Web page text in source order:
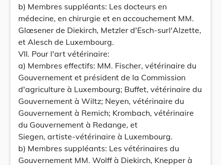
b) Membres suppléants: Les docteurs en
médecine, en chirurgie et en accouchement MM.
Glœsener de Diekirch, Metzler d'Esch-surl'Alzette,
et Alesch de Luxembourg.
VII. Pour l'art vétérinaire:
a) Membres effectifs: MM. Fischer, vétérinaire du
Gouvernement et président de la Commission
d'agriculture à Luxembourg; Buffet, vétérinaire du
Gouvernement à Wiltz; Neyen, vétérinaire du
Gouvernement à Remich; Krombach, vétérinaire
du Gouvernement à Redange, et
Siegen, artiste-vétérinaire à Luxembourg.
b) Membres suppléants: Les vétérinaires du
Gouvernement MM. Wolff à Diekirch, Knepper à